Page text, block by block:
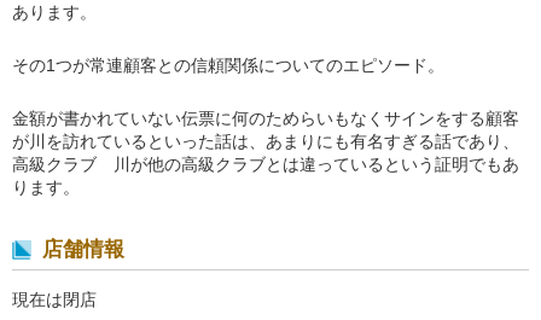
あります。
その1つが常連顧客との信頼関係についてのエピソード。
金額が書かれていない伝票に何のためらいもなくサインをする顧客
が川を訪れているといった話は、あまりにも有名すぎる話であり、
高級クラブ 川が他の高級クラブとは違っているという証明でもあ
ります。
店舗情報
現在は閉店